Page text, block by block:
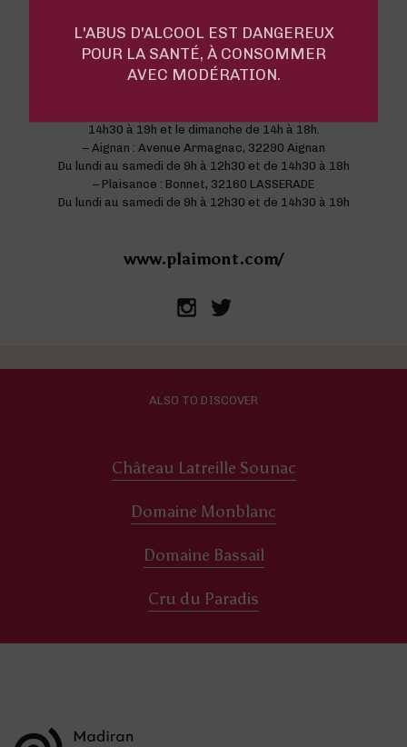
Retrouvez tous nos vins dans les différentes boutiques de :
– Saint-Mont : Route d’Orthez, 32400 SAINT-MONT
De Juillet à Aout du lundi au samedi de 9h à 19h en continu et
14h30 à 19h et le dimanche de 14h à 18h.
– Aignan : Avenue Armagnac, 32290 Aignan
Du lundi au samedi de 9h à 12h30 et de 14h30 à 18h
– Plaisance : Bonnet, 32160 LASSERADE
Du lundi au samedi de 9h à 12h30 et de 14h30 à 19h
www.plaimont.com/
ALSO TO DISCOVER
Château Latreille Sounac
Domaine Monblanc
Domaine Bassail
Cru du Paradis
L'ABUS D'ALCOOL EST DANGEREUX
POUR LA SANTÉ, À CONSOMMER
AVEC MODÉRATION.